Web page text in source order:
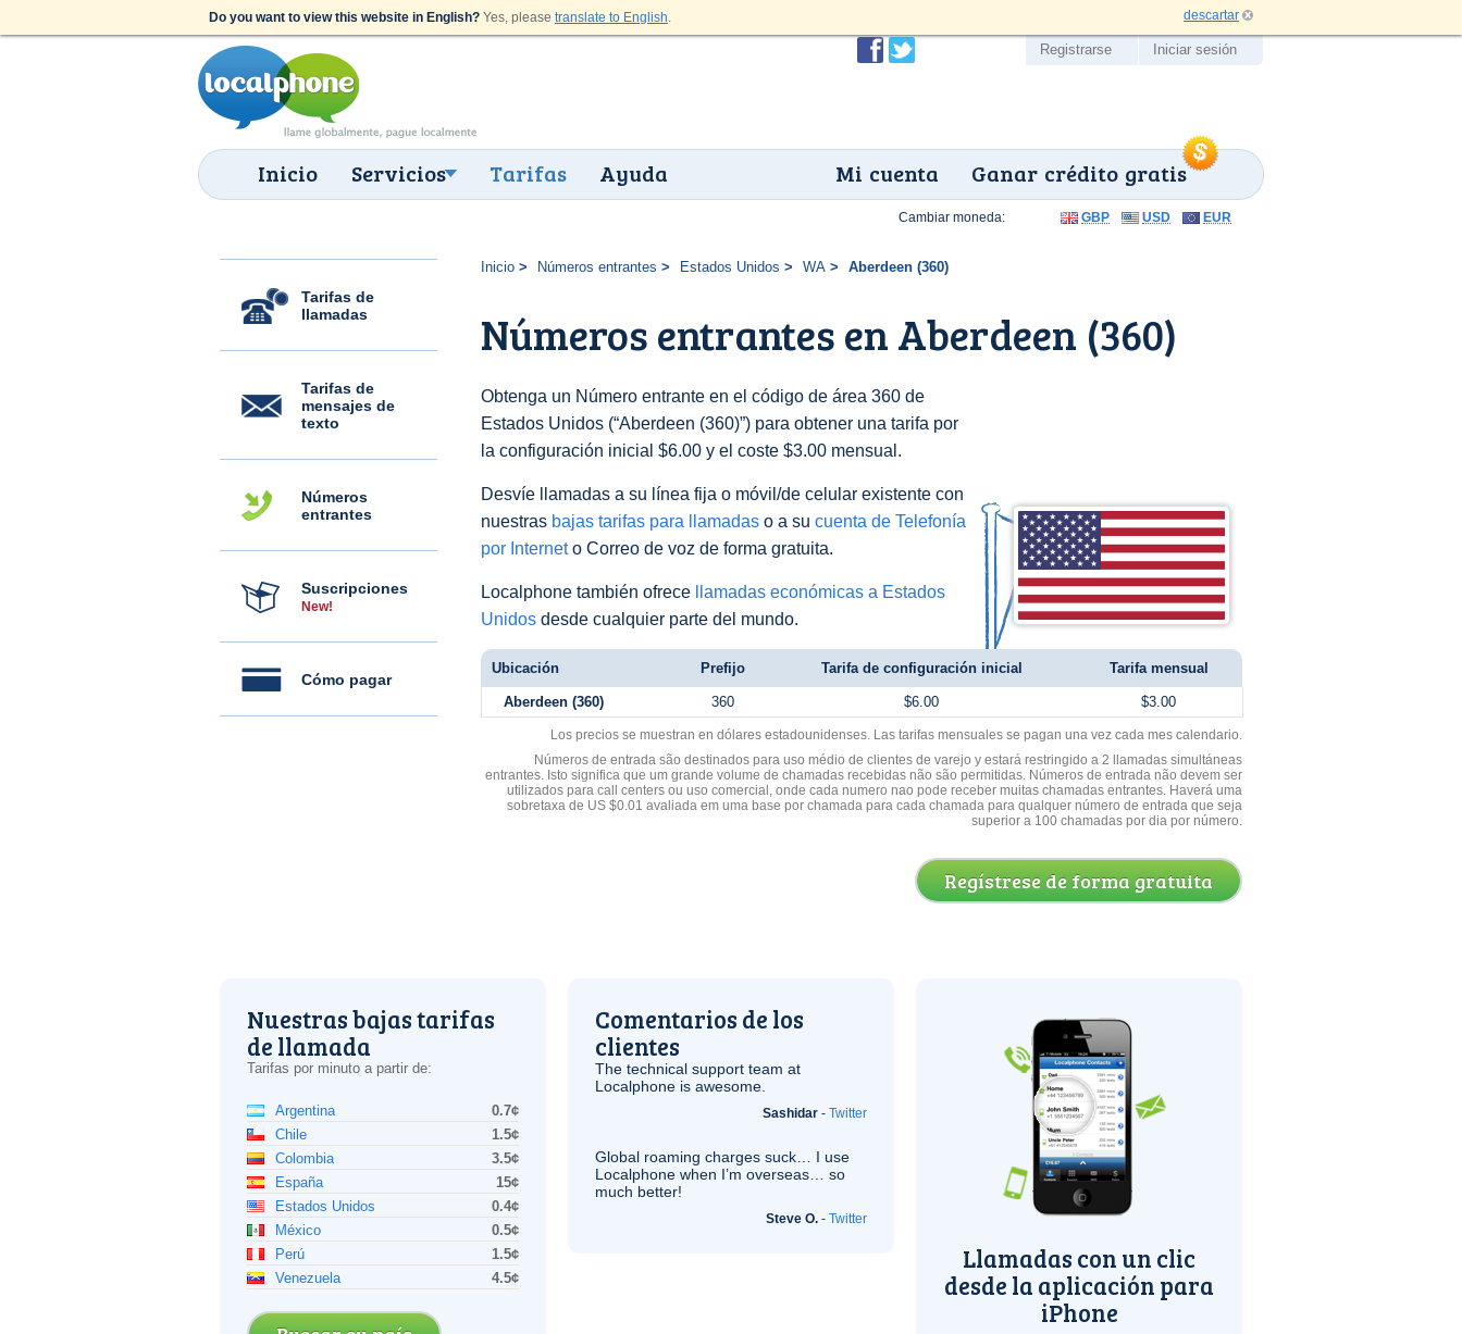
Do you want to view this website in English? Yes, please translate to English. descartar
Inicio Servicios Tarifas Ayuda Ganar crédito gratis
Mi cuenta
Registrarse Iniciar sesión
Tarifas de
llamadas
Tarifas de
mensajes de
texto
Números
entrantes
Suscripciones
New!
Cómo pagar
Inicio Números entrantes Estados Unidos WA Aberdeen (360)
Números entrantes en Aberdeen (360)
Obtenga un Número entrante en el código de área 360 de
Estados Unidos (“Aberdeen (360)”) para obtener una tarifa por
la configuración inicial $6.00 y el coste $3.00 mensual.
Desvíe llamadas a su línea fija o móvil/de celular existente con
nuestras bajas tarifas para llamadas o a su cuenta de Telefonía
por Interneto Correo de voz de forma gratuita.
Localphone también ofrece
llamadas económicas a Estados
Unidos desde cualquier parte del mundo.
Cambiar moneda: GBP USD EUR
Ubicación Prefijo Tarifa de configuración inicial Tarifa mensual
Aberdeen (360) 360 $6.00 $3.00
Los precios se muestran en dólares estadounidenses. Las tarifas mensuales se pagan una vez cada mes calendario.
Números de entrada são destinados para uso médio de clientes de varejo y estará restringido a 2 llamadas simultáneas
entrantes. Isto significa que um grande volume de chamadas recebidas não são permitidas. Números de entrada não devem ser
utilizados para call centers ou uso comercial, onde cada numero nao pode receber muitas chamadas entrantes. Haverá uma
sobretaxa de US $0.01 avaliada em uma base por chamada para cada chamada para qualquer número de entrada que seja
superior a 100 chamadas por dia por número.
Regístrese de forma gratuita
Nuestras bajas tarifas
de llamada
Tarifas por minuto a partir de:
Argentina
0.7¢
Chile
1.5¢
Colombia
3.5¢
España
15¢
Estados Unidos
0.4¢
México
0.5¢
Perú
1.5¢
Venezuela
4.5¢
Comentarios de los
clientes
The technical support team at
Localphone is awesome.
Sashidar - Twitter
Global roaming charges suck… I use
Localphone when I’m overseas… so
much better!
Steve O. - Twitter
Llamadas con un clic
desde la aplicación para
iPhone